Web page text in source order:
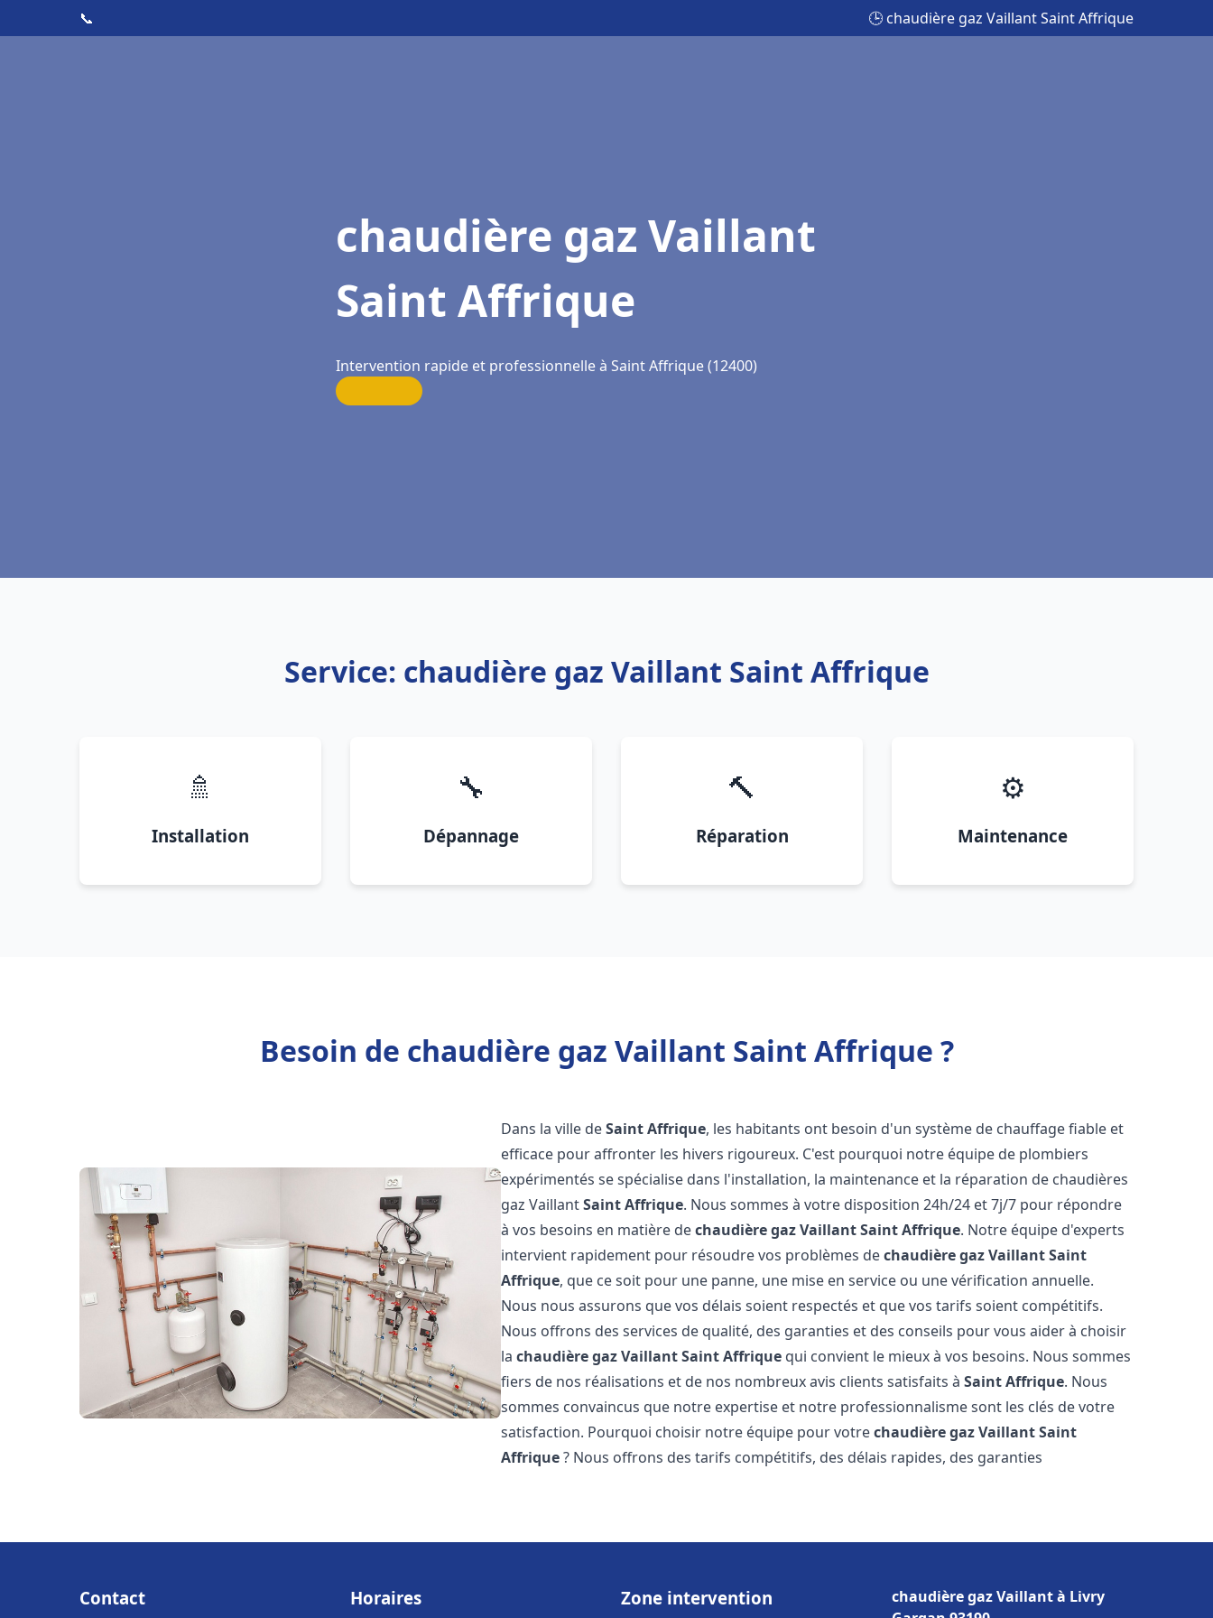
📞 🕒 chaudière gaz Vaillant Saint Affrique
chaudière gaz Vaillant
Saint Affrique
Intervention rapide et professionnelle à Saint Affrique (12400)
Service: chaudière gaz Vaillant Saint Affrique
🚿
Installation
🔧
Dépannage
🔨
Réparation
⚙️
Maintenance
Besoin de chaudière gaz Vaillant Saint Affrique ?
Dans la ville deSaint Affrique, les habitants ont besoin d'un système de chauffage fiable et
efficace pour affronter les hivers rigoureux. C'est pourquoi notre équipe de plombiers
expérimentés se spécialise dans l'installation, la maintenance et la réparation de chaudières
gaz VaillantSaint Affrique. Nous sommes à votre disposition 24h/24 et 7j/7 pour répondre
à vos besoins en matière dechaudière gaz VaillantSaint Affrique. Notre équipe d'experts
intervient rapidement pour résoudre vos problèmes dechaudière gaz VaillantSaint
Affrique, que ce soit pour une panne, une mise en service ou une vérification annuelle.
Nous nous assurons que vos délais soient respectés et que vos tarifs soient compétitifs.
Nous offrons des services de qualité, des garanties et des conseils pour vous aider à choisir
lachaudière gaz VaillantSaint Affrique qui convient le mieux à vos besoins. Nous sommes
fiers de nos réalisations et de nos nombreux avis clients satisfaits àSaint Affrique. Nous
sommes convaincus que notre expertise et notre professionnalisme sont les clés de votre
satisfaction. Pourquoi choisir notre équipe pour votrechaudière gaz VaillantSaint
Affrique? Nous offrons des tarifs compétitifs, des délais rapides, des garanties
Contact Horaires Zone intervention
chaudière gaz Vaillant à Livry